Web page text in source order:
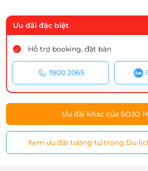
Ưu đãi đặc biệt
Hỗ trợ booking, đặt bàn
1900 2065
Ưu đãi khác của SOJO
Xem ưu đãi tương tự trong Du